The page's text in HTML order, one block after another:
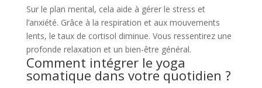
Sur le plan mental, cela aide à gérer le stress et
l’anxiété. Grâce à la respiration et aux mouvements
lents, le taux de cortisol diminue. Vous ressentirez une
profonde relaxation et un bien-être général.
Comment intégrer le yoga
somatique dans votre quotidien ?